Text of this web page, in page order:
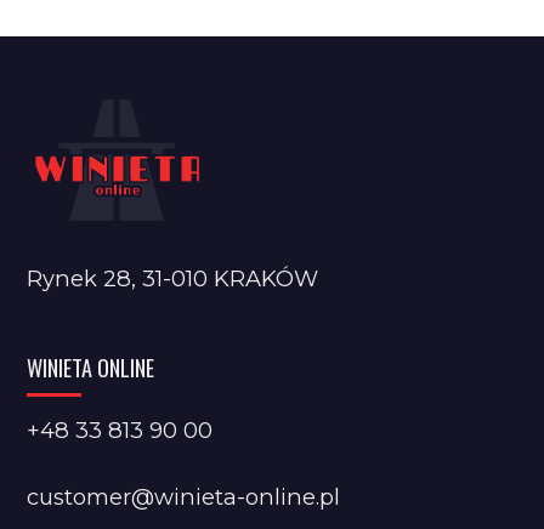
Rynek 28, 31-010 KRAKÓW
WINIETA ONLINE
+48 33 813 90 00
customer@winieta-online.pl